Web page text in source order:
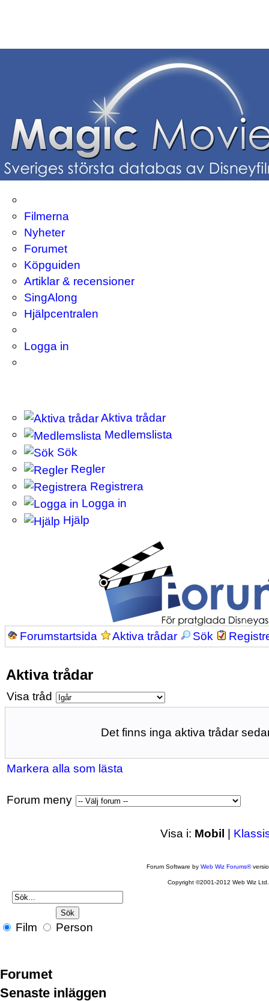
Filmerna
Nyheter
Forumet
Köpguiden
Artiklar & recensioner
SingAlong
Hjälpcentralen
Logga in
Aktiva trådar
Medlemslista
Sök
Regler
Registrera
Logga in
Hjälp
Forumstartsida Aktiva trådar Sök
Aktiva trådar
Visa tråd
Det finns inga aktiva trådar
Markera alla som lästa
Forum meny
Visa i: Mobil |
Forum Software byWeb Wiz Forums®
Copyright ©2001-2012 Web Wiz Ltd.
Film Person
Forumet
Senaste inläggen